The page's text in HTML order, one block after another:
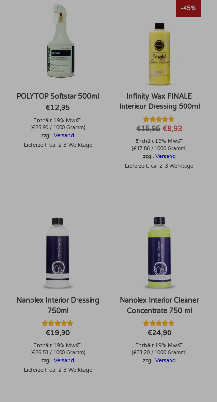
POLYTOP Softstar 500ml
€12,95
Enthält 19% MwsT.
(€25,90/ 1000 Gramm)
zzgl.Versand
Lieferzeit: ca. 2-3 Werktage
-45%
Infinity Wax FINALE
Interieur Dressing 500ml
Bewertet mit
5.00
von 5
€15,95 Ursprünglicher
Preis
war:
€15,95
€8,93Aktueller
ist:
€8,93.
Enthält 19% MwsT.
(€17,86 / 1000 Gramm)
zzgl. Versand
Lieferzeit: ca. 2-3 Werktage
Nanolex Interior Dressing
750ml
Bewertet mit
5.00
von 5
€19,90
Enthält 19% MwsT.
(€26,53/ 1000 Gramm)
zzgl.Versand
Lieferzeit: ca. 2-3 Werktage
Nanolex Interior Cleaner
Concentrate 750 ml
Bewertet mit
5.00
von 5
€24,90
Enthält 19% MwsT.
(€33,20 / 1000 Gramm)
zzgl. Versand